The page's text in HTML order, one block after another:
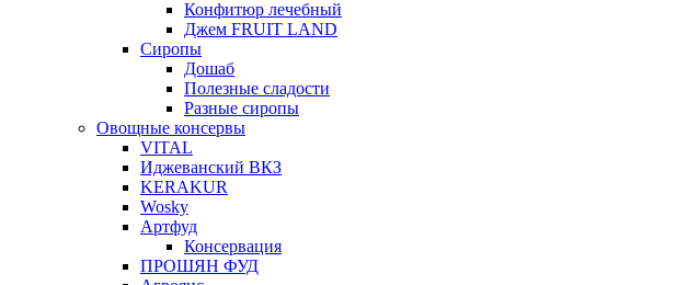
Конфитюр лечебный
Джем FRUIT LAND
Сиропы
Дошаб
Полезные сладости
Разные сиропы
Овощные консервы
VITAL
Иджеванский ВКЗ
KERAKUR
Wosky
Артфуд
Консервация
ПРОШЯН ФУД